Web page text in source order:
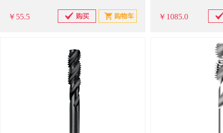
￥55.5 ￥1085.0